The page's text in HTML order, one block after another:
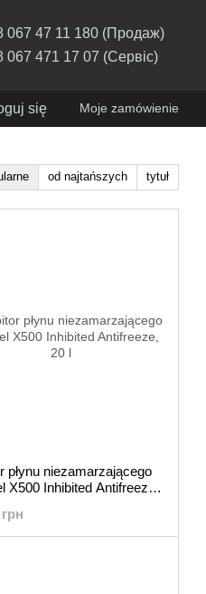
067 47 11 180 (Продаж)
067 471 17 07 (Сервіс)
się Moje zamówienie
od najtańszych tytuł
płynu niezamarzającego
X500 Inhibited Antifreeze,